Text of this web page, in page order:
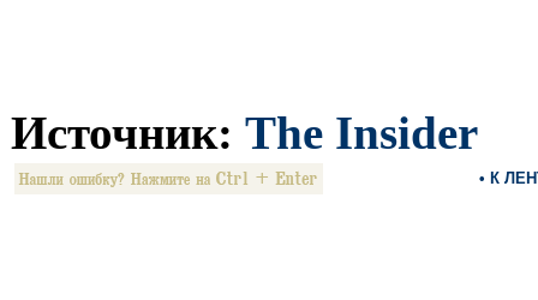
Источник: The Insider
• К